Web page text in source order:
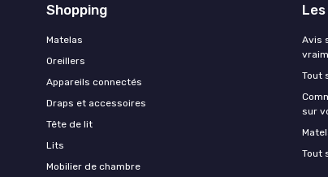
Shopping
Matelas
Oreillers
Appareils connectés
Draps et accessoires
Tête de lit
Lits
Mobilier de chambre
Avis
Tout
sur
Tout